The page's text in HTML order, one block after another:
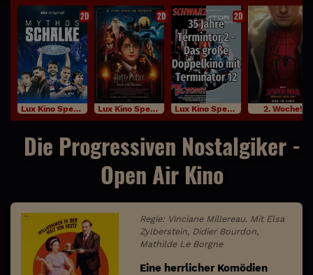
2D
Lux Kino Specials
2D
Lux Kino Specials
2D
Lux Kino Specials 2. Woche!
Die Progressiven Nostalgiker -
Open Air Kino
Regie: Vinciane Millereau. Mit Elsa
Zylberstein, Didier Bourdon,
Mathilde Le Borgne
Eine herrlicher Komödien